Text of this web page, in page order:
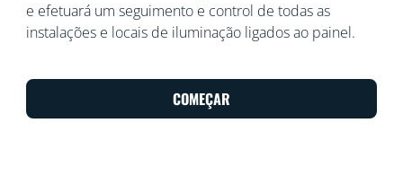
e efetuará um seguimento e control de todas as
instalações e locais de iluminação ligados ao painel.
COMEÇAR